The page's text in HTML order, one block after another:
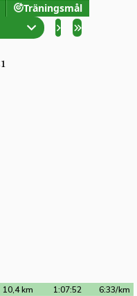
Träningsmål
6:33/km
1:07:52
10,4 km